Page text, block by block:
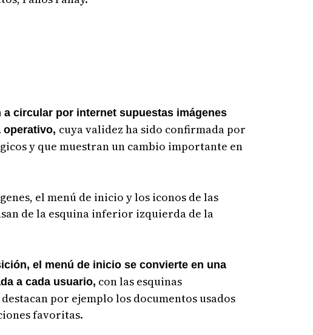
a circular por internet supuestas imágenes
operativo, cuya validez ha sido confirmada por
y que muestran un cambio importante en
el menú de inicio y los iconos de las
de la esquina inferior izquierda de la
el menú de inicio se convierte en una
a cada usuario, con las esquinas
por ejemplo los documentos usados
favoritas.